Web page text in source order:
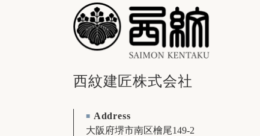
西紋建匠株式会社
■ Address
大阪府堺市南区檜尾149-2